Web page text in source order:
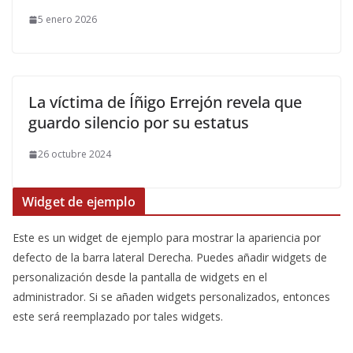
5 enero 2026
La víctima de Íñigo Errejón revela que
guardo silencio por su estatus
26 octubre 2024
Widget de ejemplo
Este es un widget de ejemplo para mostrar la apariencia por
defecto de la barra lateral Derecha. Puedes añadir widgets de
personalización desde la pantalla de widgets en el
administrador. Si se añaden widgets personalizados, entonces
este será reemplazado por tales widgets.